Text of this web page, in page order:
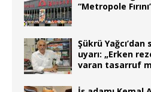
“Metropole
Şükrü
uyarı: „Erken
varan tasarruf